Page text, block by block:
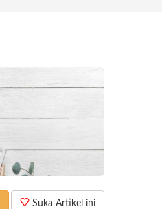
Suka Artikel ini